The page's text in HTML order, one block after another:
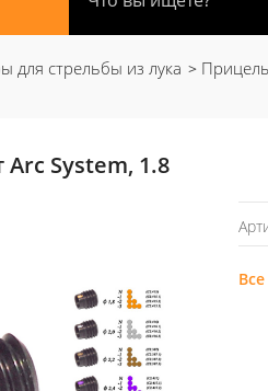
для стрельбы из лука
Arc System, 1.8